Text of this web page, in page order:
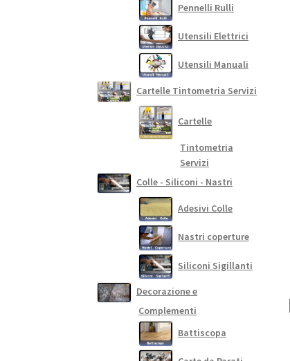
Pennelli Rulli
Utensili Elettrici
Utensili Manuali
Cartelle Tintometria Servizi
Cartelle
Tintometria
Servizi
Colle - Siliconi - Nastri
Adesivi Colle
Nastri coperture
Siliconi Sigillanti
Decorazione e
Complementi
Battiscopa